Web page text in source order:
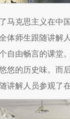
马克思主义在中
体师生跟随讲解
自由畅言的课堂
悠的历史味。而
讲解人员参观了